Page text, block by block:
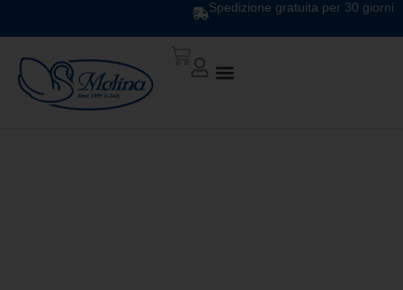
Spedizione gratuita per 30 giorni